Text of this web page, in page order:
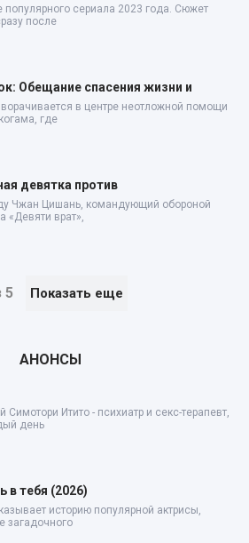
популярного сериала 2023 года. Сюжет
после
Обещание спасения жизни и
в центре неотложной помощи
где
девятка против
Чжан Цишань, командующий обороной
«Девяти врат»,
5 Показать еще
АНОНСЫ
Симотори Итито - психиатр и секс-терапевт,
день
в тебя (2026)
историю популярной актрисы,
загадочного